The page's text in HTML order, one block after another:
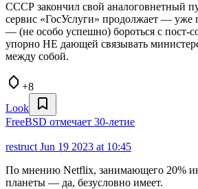
СССР закончил свой аналоговнетный
сервис «ГосУслуги» продолжает — уже
— (не особо успешно) бороться с пост-
упорно НЕ дающей связывать
между собой.
+8
Look
FreeBSD отмечает 30-летие
restruct Jun 19 2023 at 10:45
По мнению Netflix, занимающего 20%
планеты — да, безусловно имеет.